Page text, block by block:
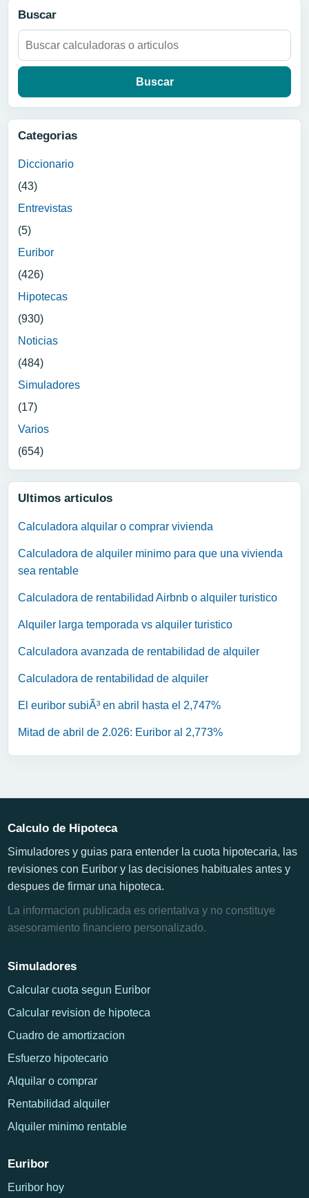
Buscar
Buscar:
Categorias
Diccionario
(43)
Entrevistas
(5)
Euribor
(426)
Hipotecas
(930)
Noticias
(484)
Simuladores
(17)
Varios
(654)
Ultimos articulos
Calculadora alquilar o comprar vivienda
Calculadora de alquiler minimo para que una vivienda
sea rentable
Calculadora de rentabilidad Airbnb o alquiler turistico
Alquiler larga temporada vs alquiler turistico
Calculadora avanzada de rentabilidad de alquiler
Calculadora de rentabilidad de alquiler
El euribor subiÃ³ en abril hasta el 2,747%
Mitad de abril de 2.026: Euribor al 2,773%
Calculo de Hipoteca
Simuladores y guias para entender la cuota hipotecaria, las
revisiones con Euribor y las decisiones habituales antes y
despues de firmar una hipoteca.
La informacion publicada es orientativa y no constituye
asesoramiento financiero personalizado.
Simuladores
Calcular cuota segun Euribor
Calcular revision de hipoteca
Cuadro de amortizacion
Esfuerzo hipotecario
Alquilar o comprar
Rentabilidad alquiler
Alquiler minimo rentable
Euribor
Euribor hoy